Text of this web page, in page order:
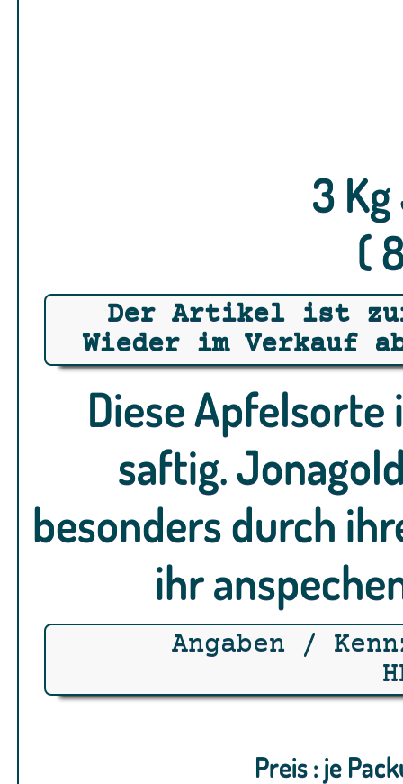
3
(
Der Artikel ist
Wieder im Verkauf
Diese
saftig.
besonders durch
ihr
Angaben /
Preis : je